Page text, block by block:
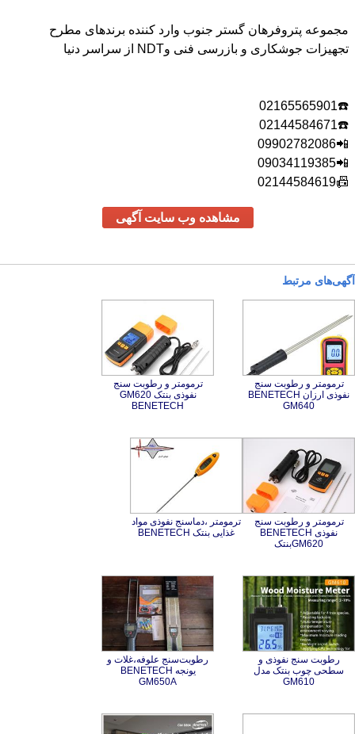
مجموعه پتروفرهان گستر جنوب وارد کننده برندهای مطرح
تجهیزات جوشکاری و بازرسی فنی وNDT از سراسر دنیا
☎️02165565901
☎️02144584671
📲09902782086
📲09034119385
📠02144584619
مشاهده وب سایت آگهی
آگهی‌های مرتبط
ترمومتر و رطوبت سنج
نفوذی ارزان BENETECH
GM640
ترمومتر و رطوبت سنج
نفوذی بنتک GM620
BENETECH
ترمومتر و رطوبت سنج
نفوذی BENETECH
GM620بنتک
ترمومتر ،دماسنج نفوذی مواد
غذایی بنتک BENETECH
رطوبت سنج نفوذی و
سطحی چوب بنتک مدل
GM610
رطوبت‌سنج علوفه،غلات و
یونجه BENETECH
GM650A